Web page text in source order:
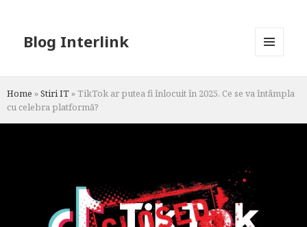
Blog Interlink
Home »Stiri IT» TikTok ar putea fi înlocuit în 2025. Ce se va întâmpla
cu celebra platformă?